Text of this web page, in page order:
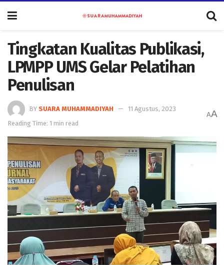
Tingkatan Kualitas Publikasi,
LPMPP UMS Gelar Pelatihan
Penulisan
BY SUARA MUHAMMADIYAH
11 Agustus, 2023
Reading Time: 1 min read
AA